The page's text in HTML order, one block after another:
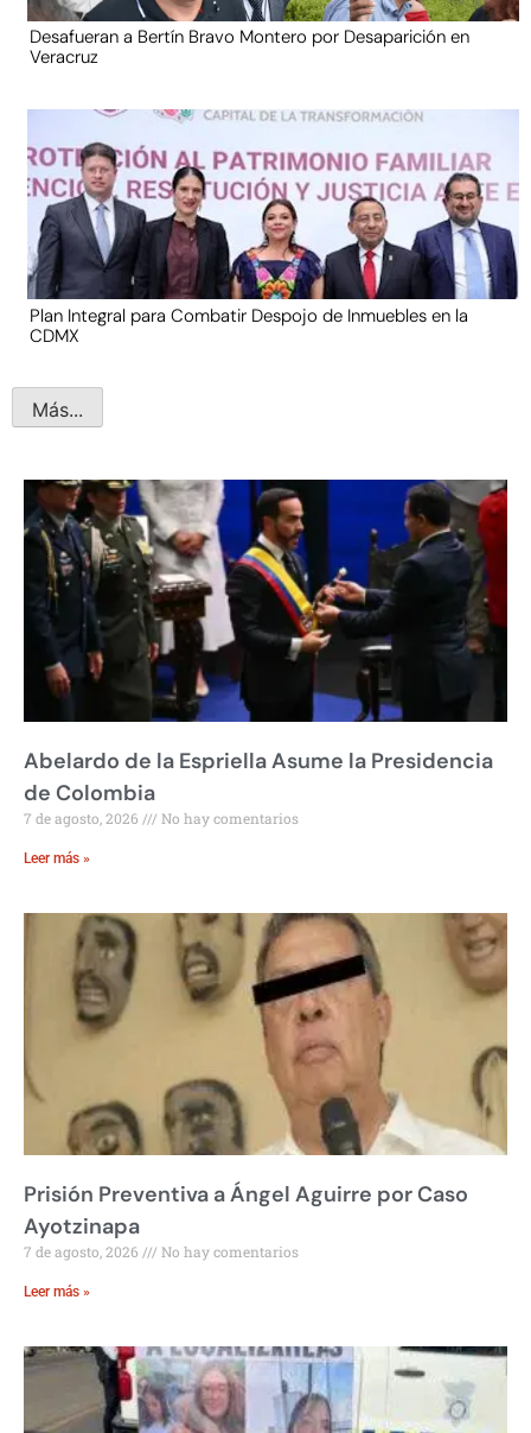
Desafueran a Bertín Bravo Montero por Desaparición en
Veracruz
Plan Integral para Combatir Despojo de Inmuebles en la
CDMX
Más...
Abelardo de la Espriella Asume la Presidencia
de Colombia
7 de agosto, 2026 No hay comentarios
Leer más »
Prisión Preventiva a Ángel Aguirre por Caso
Ayotzinapa
7 de agosto, 2026 No hay comentarios
Leer más »